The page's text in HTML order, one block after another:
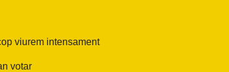
viurem intensament
votar